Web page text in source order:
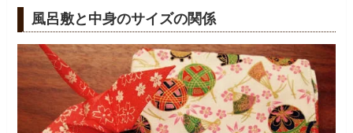
風呂敷と中身のサイズの関係